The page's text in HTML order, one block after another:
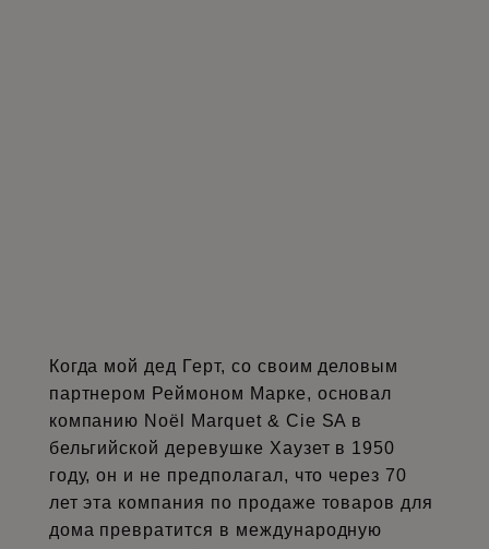
Когда мой дед Герт, со своим деловым
партнером Реймоном Марке, основал
компанию Noël Marquet & Cie SA в
бельгийской деревушке Хаузет в 1950
году, он и не предполагал, что через 70
лет эта компания по продаже товаров для
дома превратится в международную